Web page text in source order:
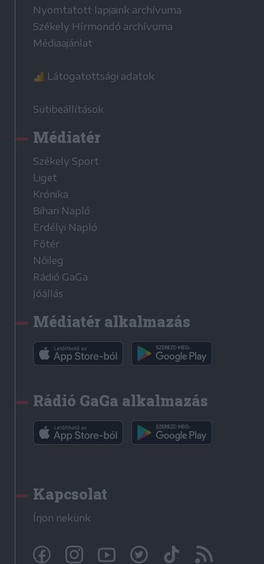
Nyomtatott lapjaink archívuma
Székely Hírmondó archívuma
Médiaajánlat
Látogatottsági adatok
Sütibeállítások
Médiatér
Székely Sport
Liget
Krónika
Bihari Napló
Erdélyi Napló
Főtér
Nőileg
Rádió GaGa
Jóállás
Médiatér alkalmazás
Rádió GaGa alkalmazás
Kapcsolat
Írjon nekünk